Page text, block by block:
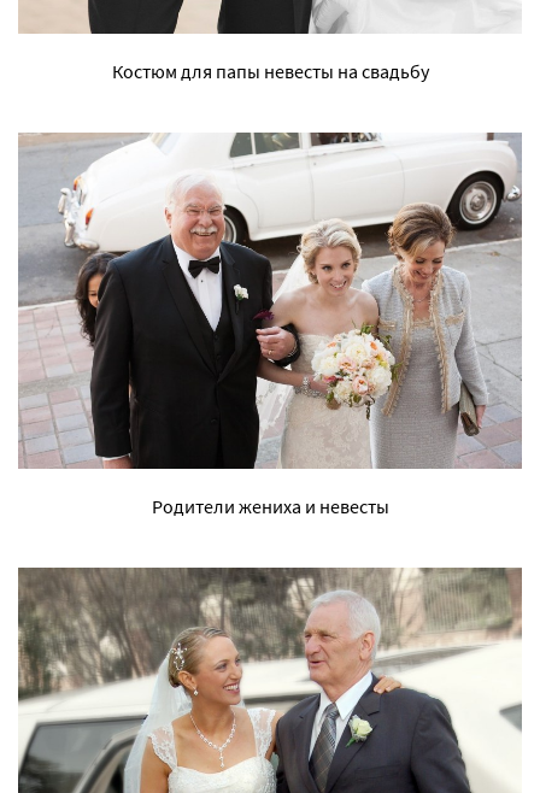
Костюм для папы невесты на свадьбу
Родители жениха и невесты